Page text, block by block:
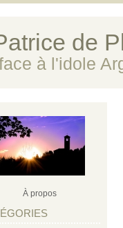
de
à l'idole
À propos